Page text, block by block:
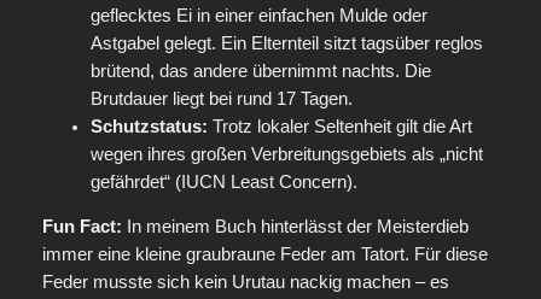
geflecktes Ei in einer einfachen Mulde oder
Astgabel gelegt. Ein Elternteil sitzt tagsüber reglos
brütend, das andere übernimmt nachts. Die
Brutdauer liegt bei rund 17 Tagen.
Schutzstatus: Trotz lokaler Seltenheit gilt die Art
wegen ihres großen Verbreitungsgebiets als „nicht
gefährdet“ (IUCN Least Concern).
Fun Fact: In meinem Buch hinterlässt der Meisterdieb
immer eine kleine graubraune Feder am Tatort. Für diese
Feder musste sich kein Urutau nackig machen – es